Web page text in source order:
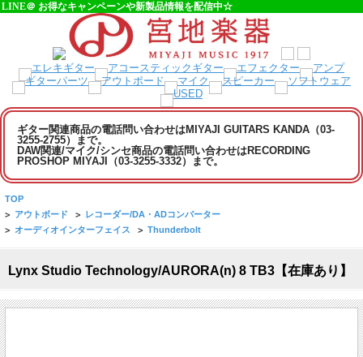
LINE＠ お得なキャンペーンや新製品情報を配信中☆
ギター関連商品の電話問い合わせはMIYAJI GUITARS KANDA（03-
3255-2755）まで。
DAW関連/マイク/シンセ商品の電話問い合わせはRECORDING
PROSHOP MIYAJI（03-3255-3332）まで。
TOP
> アウトボード > レコーダー/DA・ADコンバーター
> オーディオインターフェイス > Thunderbolt
Lynx Studio Technology/AURORA(n) 8 TB3【在庫あり】